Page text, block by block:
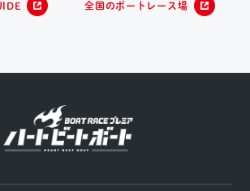
全国のボートレース場